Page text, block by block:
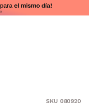
SKU 080920